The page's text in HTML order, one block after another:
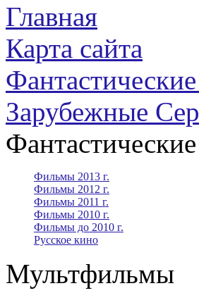
Главная
Карта сайта
Зарубежные
Фильмы 2013 г.
Фильмы 2012 г.
Фильмы 2011 г.
Фильмы 2010 г.
Фильмы до 2010 г.
Русское кино
Мультфильмы